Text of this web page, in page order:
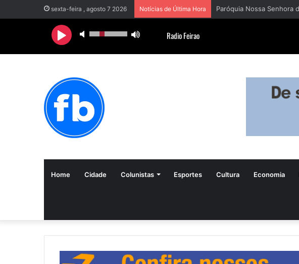
sexta-feira , agosto 7 2026 Notícias de Última Hora
Home Cidade Colunistas Esportes Cultura Economia